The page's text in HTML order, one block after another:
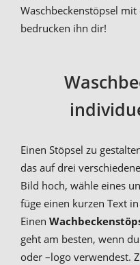
Waschbeckenstöpsel
bedrucken ihn dir!
Einen Stöpsel zu
das auf drei
Bild hoch, wähle eines
füge einen kurzen Text
Einen
geht am besten, wenn
oder –logo verwendest.